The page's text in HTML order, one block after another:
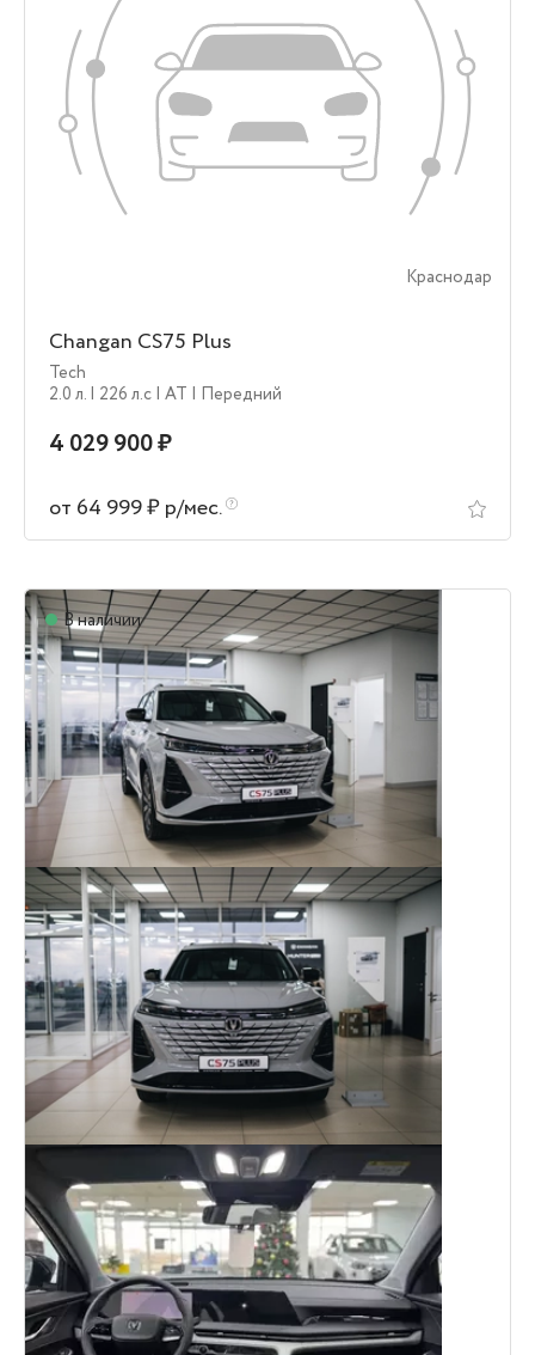
Краснодар
Changan CS75 Plus
Tech
2.0 л. | 226 л.c | AT | Передний
4 029 900 ₽
от 64 999 ₽ р/мес.
В наличии